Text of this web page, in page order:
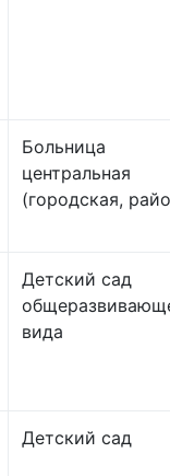
Больница
центральная
(городская,
Детский сад
вида
Детский сад